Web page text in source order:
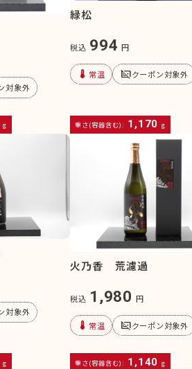
対象外
g
緑松
税込 994 円
device_thermostat 常温 subtitles_offクーポン対象外
重さ(容器含む): 1,170 g
対象外
g
火乃香 荒濾過
税込 1,980 円
device_thermostat 常温 subtitles_offクーポン対象外
重さ(容器含む): 1,140 g